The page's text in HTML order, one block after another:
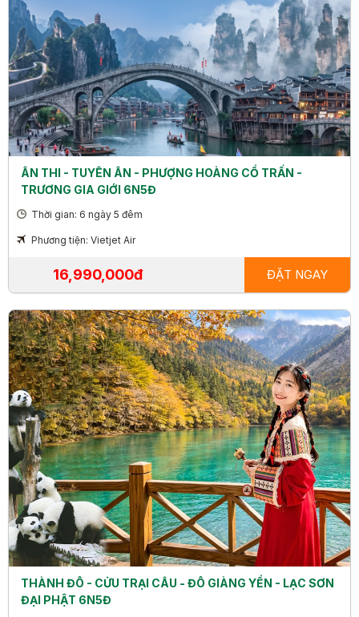
ÂN THI - TUYÊN ÂN - PHƯỢNG HOÀNG CỔ TRẤN -
TRƯƠNG GIA GIỚI 6N5Đ
Thời gian: 6 ngày 5 đêm
Phương tiện: Vietjet Air
16,990,000đ ĐẶT NGAY
THÀNH ĐÔ - CỬU TRẠI CÂU - ĐÔ GIÀNG YỂN - LẠC SƠN
ĐẠI PHẬT 6N5Đ